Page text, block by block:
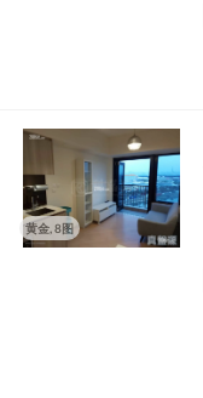
黄金, 8图